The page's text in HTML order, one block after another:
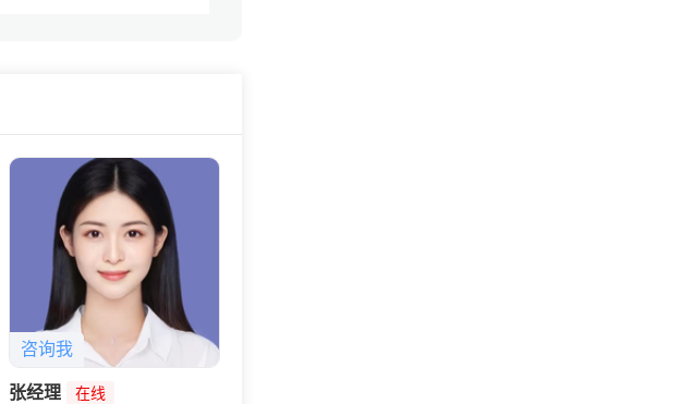
咨询我
张经理
在线